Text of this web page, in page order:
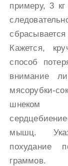
примеру, 3
Кажется,
способ
внимание
мясорубки-
шнеком
мышц.
похудание
граммов.